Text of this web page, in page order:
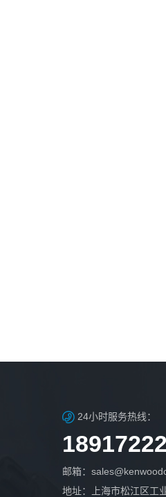
24小时服务热线：
邮箱：
地址：上海市松江区工